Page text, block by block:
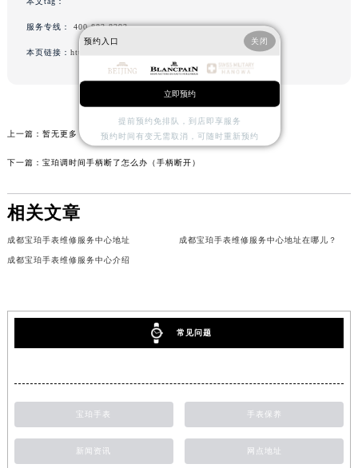
服务专线： 400-883-8293
本页链接： http://www.cdblancpain.cn/problem/8.html
上一篇： 暂无更多（点击返回列表）
下一篇： 宝珀调时间手柄断了怎么办（手柄断开）
相关文章
成都宝珀手表维修服务中心地址 成都宝珀手表维修服务中心地址在哪儿？
成都宝珀手表维修服务中心介绍
常见问题
宝珀手表 手表保养
新闻资讯 网点地址
预约入口 关闭
立即预约
提前预约免排队，到店即享服务
预约时间有变无需取消，可随时重新预约